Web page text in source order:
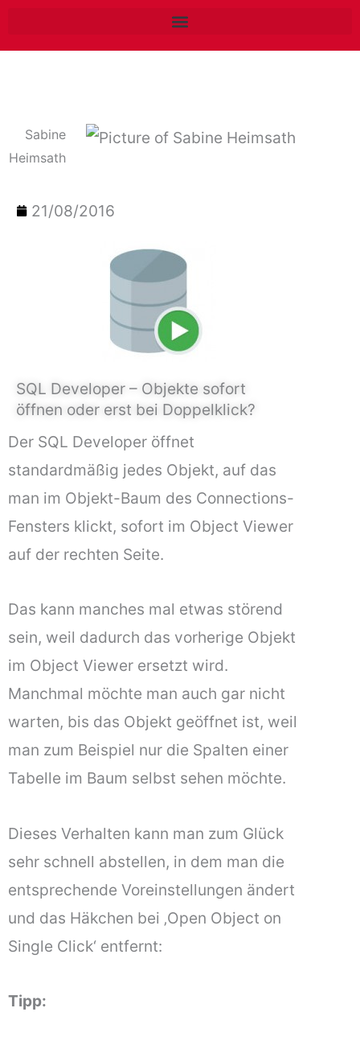
Sabine
Heimsath
21/08/2016
SQL Developer – Objekte sofort
öffnen oder erst bei Doppelklick?
Der SQL Developer öffnet
standardmäßig jedes Objekt, auf das
man im Objekt-Baum des Connections-
Fensters klickt, sofort im Object Viewer
auf der rechten Seite.
Das kann manches mal etwas störend
sein, weil dadurch das vorherige Objekt
im Object Viewer ersetzt wird.
Manchmal möchte man auch gar nicht
warten, bis das Objekt geöffnet ist, weil
man zum Beispiel nur die Spalten einer
Tabelle im Baum selbst sehen möchte.
Dieses Verhalten kann man zum Glück
sehr schnell abstellen, in dem man die
entsprechende Voreinstellungen ändert
und das Häkchen bei ‚Open Object on
Single Click‘ entfernt:
Tipp: